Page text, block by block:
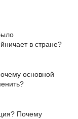
в стране?
основной
Почему